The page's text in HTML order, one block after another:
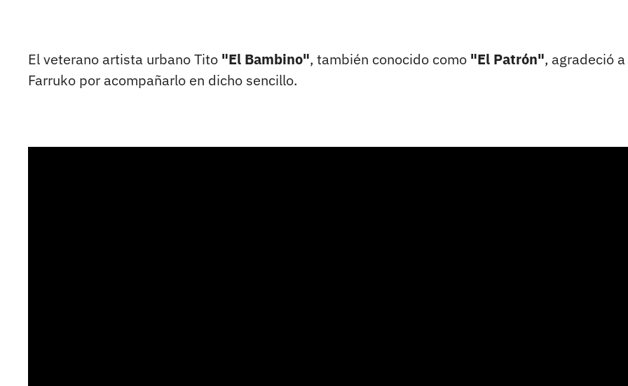
El veterano artista urbano Tito "El Bambino", también conocido como "El Patrón", agradeció a
Farruko por acompañarlo en dicho sencillo.